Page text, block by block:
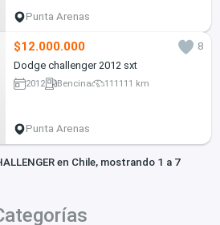
Punta Arenas
$12.000.000
8
Dodge challenger 2012 sxt
2012 Bencina 111111 km
Punta Arenas
en Chile, mostrando 1 a 7